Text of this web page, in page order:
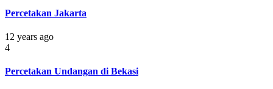
Percetakan Jakarta
12 years ago
4
Percetakan Undangan di Bekasi